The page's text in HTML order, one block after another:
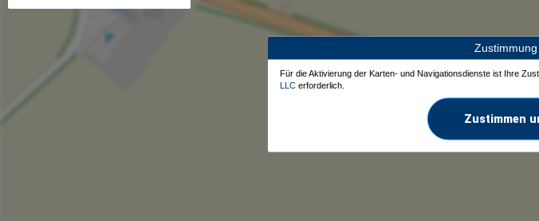
Für die Aktivierung der Karten- und Navigationsdienste ist Ihre
LLC erforderlich.
Zustimmen